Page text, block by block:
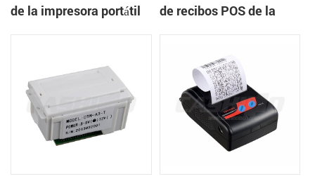
de la impresora portátil
de recibos POS de la
de impresión